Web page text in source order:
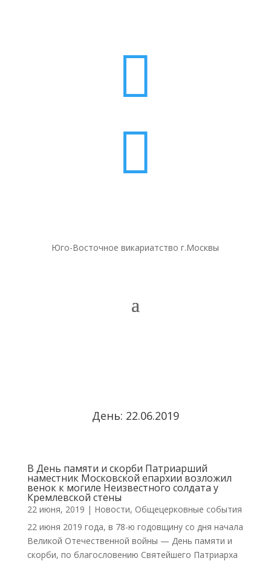


Юго-Восточное викариатство г.Москвы
День: 22.06.2019
В День памяти и скорби Патриарший
наместник Московской епархии возложил
венок к могиле Неизвестного солдата у
Кремлевской стены
22 июня, 2019 | Новости, Общецерковные события
22 июня 2019 года, в 78-ю годовщину со дня начала
Великой Отечественной войны — День памяти и
скорби, по благословению Святейшего Патриарха